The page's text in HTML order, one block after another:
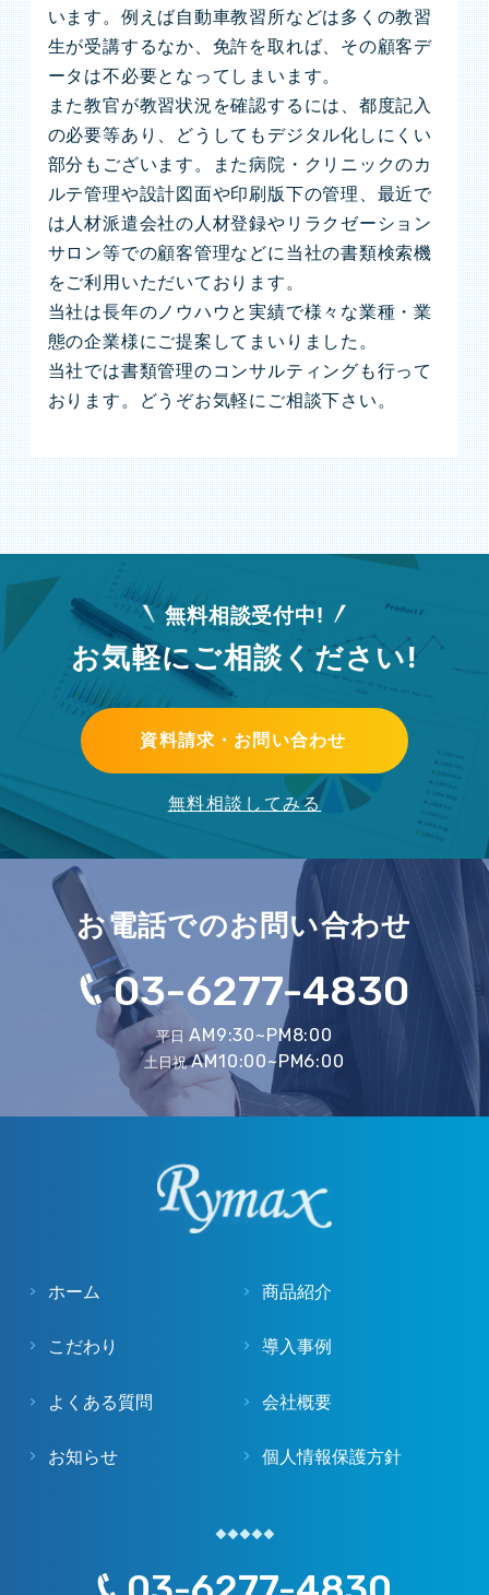
います。例えば自動車教習所などは多くの教習
生が受講するなか、免許を取れば、その顧客デ
ータは不必要となってしまいます。
また教官が教習状況を確認するには、都度記入
の必要等あり、どうしてもデジタル化しにくい
部分もございます。また病院・クリニックのカ
ルテ管理や設計図面や印刷版下の管理、最近で
は人材派遣会社の人材登録やリラクゼーション
サロン等での顧客管理などに当社の書類検索機
をご利用いただいております。
当社は長年のノウハウと実績で様々な業種・業
態の企業様にご提案してまいりました。
当社では書類管理のコンサルティングも行って
おります。どうぞお気軽にご相談下さい。
無料相談受付中!
お気軽にご相談ください!
資料請求・お問い合わせ
無料相談してみる
お電話でのお問い合わせ
03-6277-4830
平日AM9:30~PM8:00
土日祝AM10:00~PM6:00
ホーム 商品紹介
こだわり 導入事例
よくある質問 会社概要
お知らせ 個人情報保護方針